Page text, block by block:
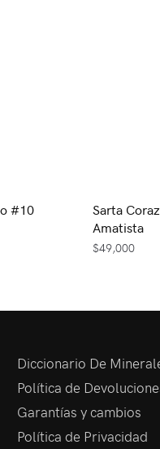
#10
Sarta
Amatista
$49,000
Diccionario De
Política de
Garantías y cambios
Política de Privacidad